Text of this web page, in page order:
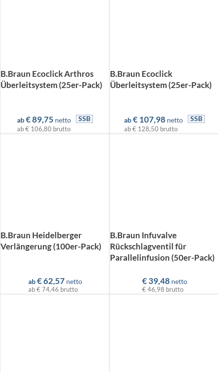
B.Braun Ecoclick Arthros
Überleitsystem (25er-Pack)
ab€89,75 netto
SSB
ab€ 106,80 brutto
B.Braun Ecoclick
Überleitsystem (25er-Pack)
ab€107,98 netto
SSB
ab€ 128,50 brutto
B.Braun Heidelberger
Verlängerung (100er-Pack)
ab €62,57 netto
ab€ 74,46 brutto
B.Braun Infuvalve
Rückschlagventil für
Parallelinfusion (50er-Pack)
€39,48 netto
€ 46,98 brutto